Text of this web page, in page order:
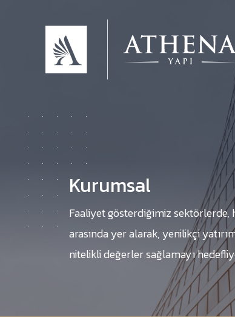
Kurumsal
Faaliyet gösterdiğimiz sektörlerde,
arasında yer alarak, yenilikçi
nitelikli değerler sağlamayı